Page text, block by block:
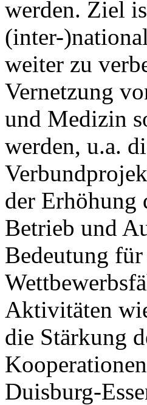
werden. Ziel
(inter-
weiter zu
Vernetzung
und Medizin
werden, u.a.
der Erhöhung
Betrieb und
Bedeutung
Aktivitäten
die Stärkung
Duisburg-